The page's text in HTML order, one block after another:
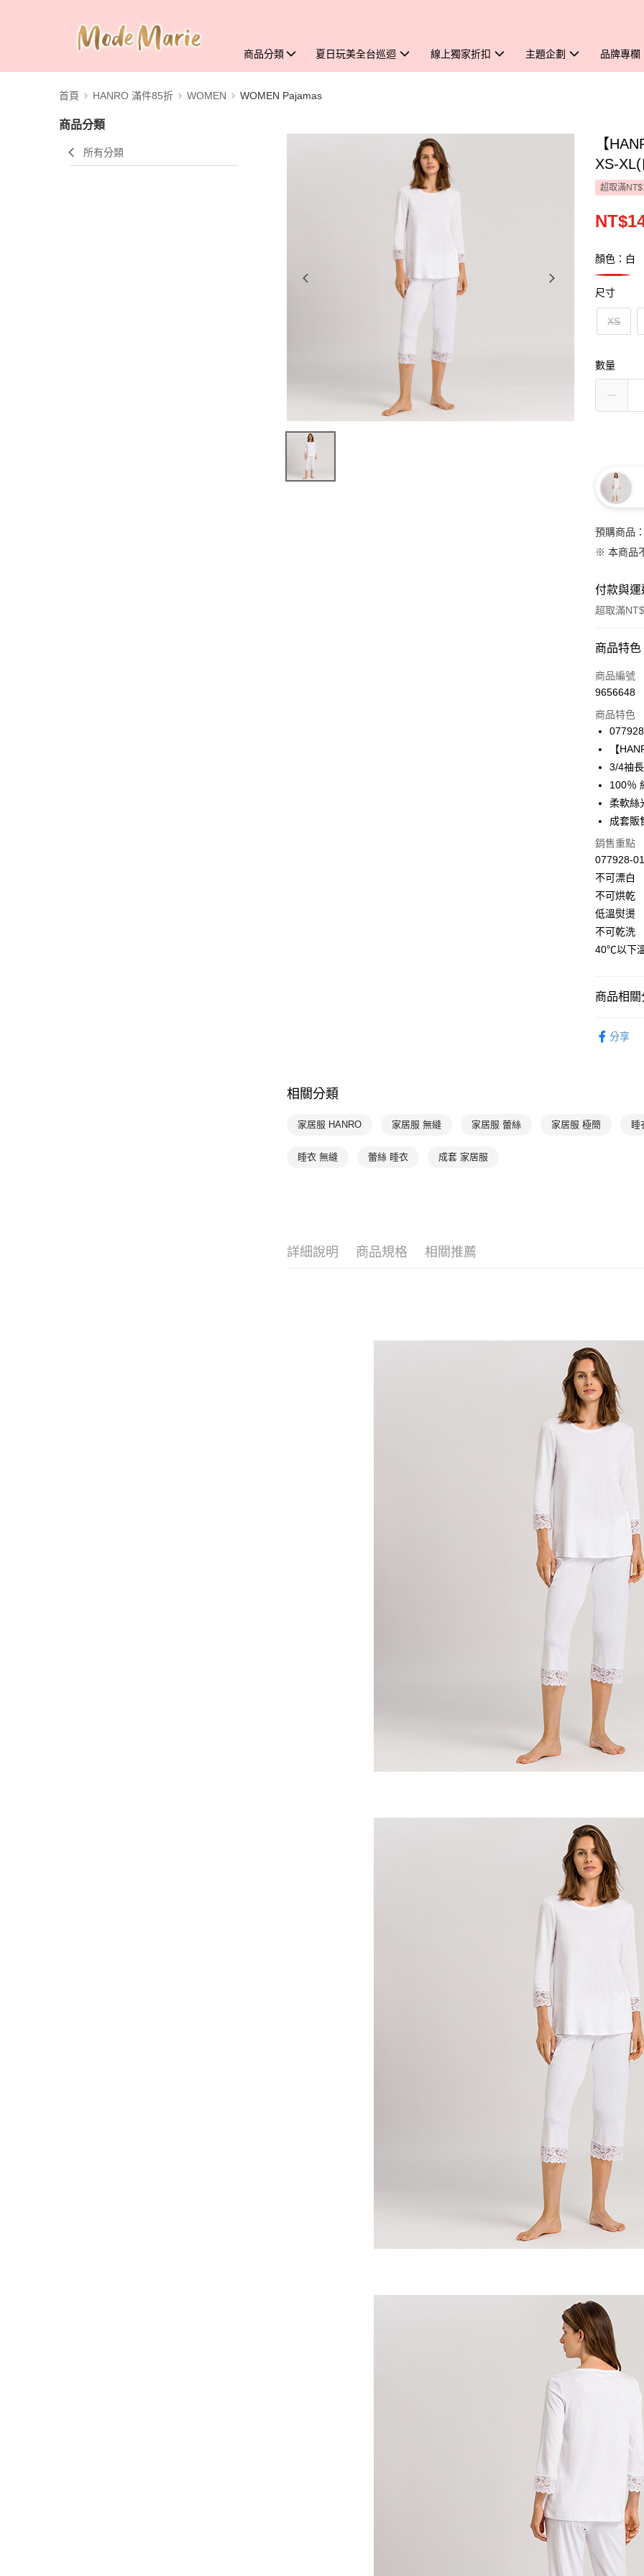
商品分類 夏日玩美全台巡迴 線上獨家折扣 主題企劃 品牌專欄
首頁 HANRO 滿件85折 WOMEN WOMEN Pajamas
商品分類
所有分類
【
XS-
超取滿
顏色：白
尺寸
XS
數量
預購商品
※ 本商品
付款與
超取滿
付款方式
信用卡一
合作金
華南商
國泰世
臺灣中
匯豐（
聯邦商
台新國
台灣樂
LINE Pay
悠遊付
ATM付款
運送方式
付款後全
每筆
每筆
每筆
商品特色
商品編號
9656648
商品特色
【
3/4袖
100％
柔軟絲
成套販
銷售重點
077928-
不可漂白
不可烘乾
低溫熨燙
不可乾洗
40℃以下
商品相關
分享
相關分類
家居服 HANRO 家居服 無縫 家居服 蕾絲 家居服 極簡 睡
睡衣 無縫 蕾絲 睡衣 成套 家居服
詳細說明 商品規格 相關推薦